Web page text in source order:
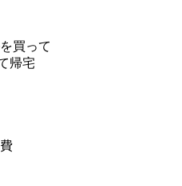
買って
帰宅